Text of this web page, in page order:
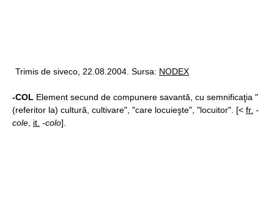
Trimis de siveco, 22.08.2004. Sursa: NODEX
-COL Element secund de compunere savantă, cu semnificaţia "
(referitor la) cultură, cultivare", "care locuieşte", "locuitor". [< fr. -
cole it. -colo].